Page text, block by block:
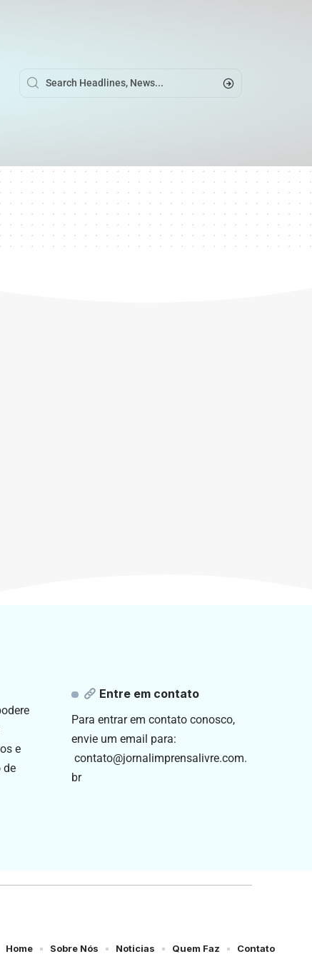
e
de
Entre em contato
Para entrar em contato conosco,
envie um email para:
contato@jornalimprensalivre.com.
br
Home Sobre Nós Noticias Quem Faz Contato